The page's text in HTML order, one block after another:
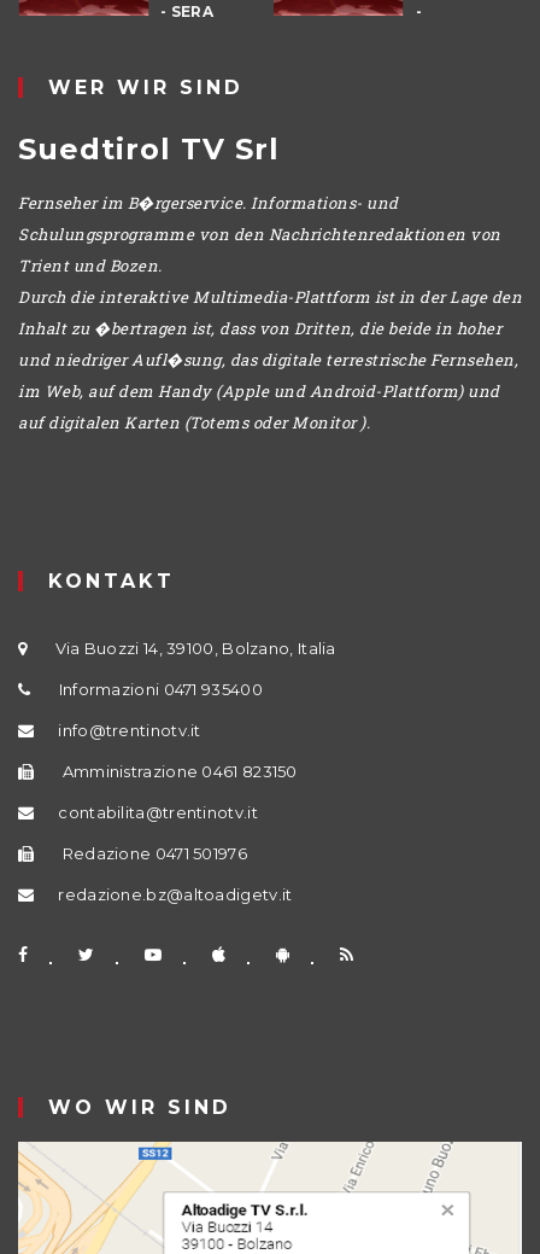
- SERA
-
WER WIR SIND
Suedtirol TV Srl
Fernseher im B�rgerservice. Informations- und
Schulungsprogramme von den Nachrichtenredaktionen von
Trient und Bozen.
Durch die interaktive Multimedia-Plattform ist in der Lage den
Inhalt zu �bertragen ist, dass von Dritten, die beide in hoher
und niedriger Aufl�sung, das digitale terrestrische Fernsehen,
im Web, auf dem Handy (Apple und Android-Plattform) und
auf digitalen Karten (Totems oder Monitor ).
KONTAKT
Via Buozzi 14, 39100, Bolzano, Italia
Informazioni 0471 935400
info@trentinotv.it
Amministrazione 0461 823150
contabilita@trentinotv.it
Redazione 0471 501976
redazione.bz@altoadigetv.it
WO WIR SIND